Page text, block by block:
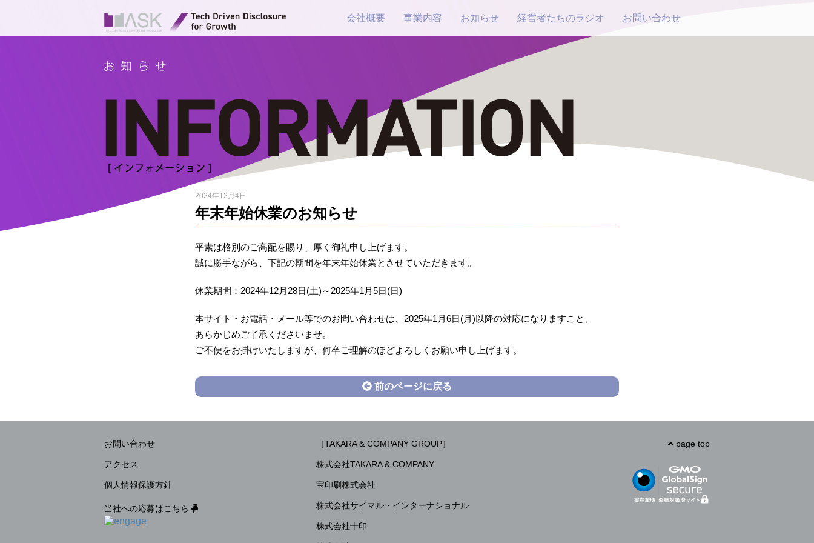
会社概要 事業内容 お知らせ 経営者たちのラジオ お問い合わせ
2024年12月4日
年末年始休業のお知らせ
平素は格別のご高配を賜り、厚く御礼申し上げます。
誠に勝手ながら、下記の期間を年末年始休業とさせていただきます。
休業期間：2024年12月28日(土)～2025年1月5日(日)
本サイト・お電話・メール等でのお問い合わせは、2025年1月6日(月)以降の対応になりますこと、
あらかじめご了承くださいませ。
ご不便をお掛けいたしますが、何卒ご理解のほどよろしくお願い申し上げます。
前のページに戻る
お問い合わせ
アクセス
個人情報保護方針
当社への応募はこちら
［TAKARA & COMPANY GROUP］
株式会社TAKARA & COMPANY
宝印刷株式会社
株式会社サイマル・インターナショナル
株式会社十印
page top